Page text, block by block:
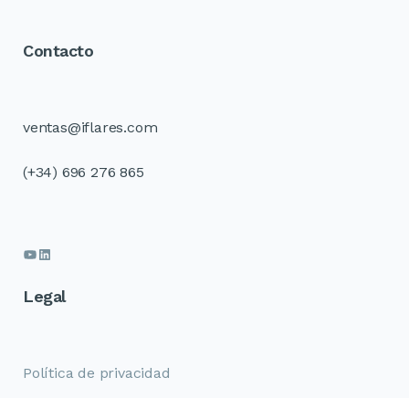
Contacto
ventas@iflares.com
(+34) 696 276 865
YouTube
LinkedIn
Legal
Política de privacidad